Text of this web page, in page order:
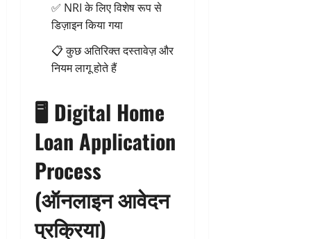
✅ NRI के लिए विशेष रूप से
डिज़ाइन किया गया
📋 कुछ अतिरिक्त दस्तावेज़ और
नियम लागू होते हैं
🖥️ Digital Home
Loan Application
Process
(ऑनलाइन आवेदन
प्रक्रिया)